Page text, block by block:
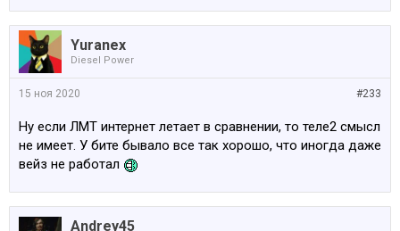
Yuranex
Diesel Power
#233
15 ноя 2020
Ну если ЛМТ интернет летает в сравнении, то теле2 смысл
не имеет. У бите бывало все так хорошо, что иногда даже
вейз не работал
Andrey45